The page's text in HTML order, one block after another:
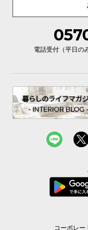
高さ
さっと拭くだけ
水が染み込みにく
電話受付（平日の
コーポレー